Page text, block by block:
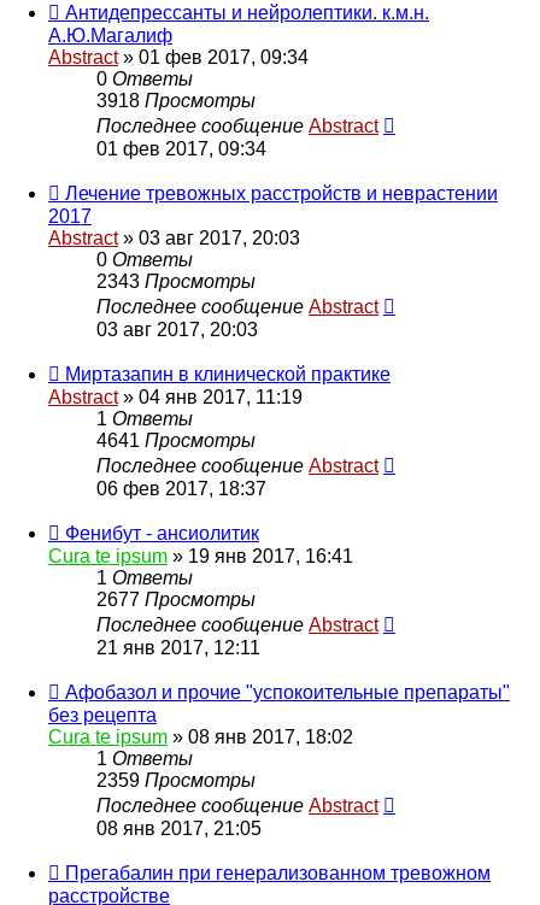
Антидепрессанты и нейролептики. к.м.н.
А.Ю.Магалиф
Abstract» 01 фев 2017, 09:34
0 Ответы
3918 Просмотры
Последнее сообщение Abstract
01 фев 2017, 09:34
Лечение тревожных расстройств и неврастении
2017
Abstract» 03 авг 2017, 20:03
0 Ответы
2343 Просмотры
Последнее сообщение Abstract
03 авг 2017, 20:03
Миртазапин в клинической практике
Abstract» 04 янв 2017, 11:19
1 Ответы
4641 Просмотры
Последнее сообщение Abstract
06 фев 2017, 18:37
Фенибут - ансиолитик
Cura te ipsum » 19 янв 2017, 16:41
1 Ответы
2677 Просмотры
Последнее сообщение Abstract
21 янв 2017, 12:11
Афобазол и прочие "успокоительные препараты"
без рецепта
Cura te ipsum » 08 янв 2017, 18:02
1 Ответы
2359 Просмотры
Последнее сообщение Abstract
08 янв 2017, 21:05
Прегабалин при генерализованном тревожном
расстройстве